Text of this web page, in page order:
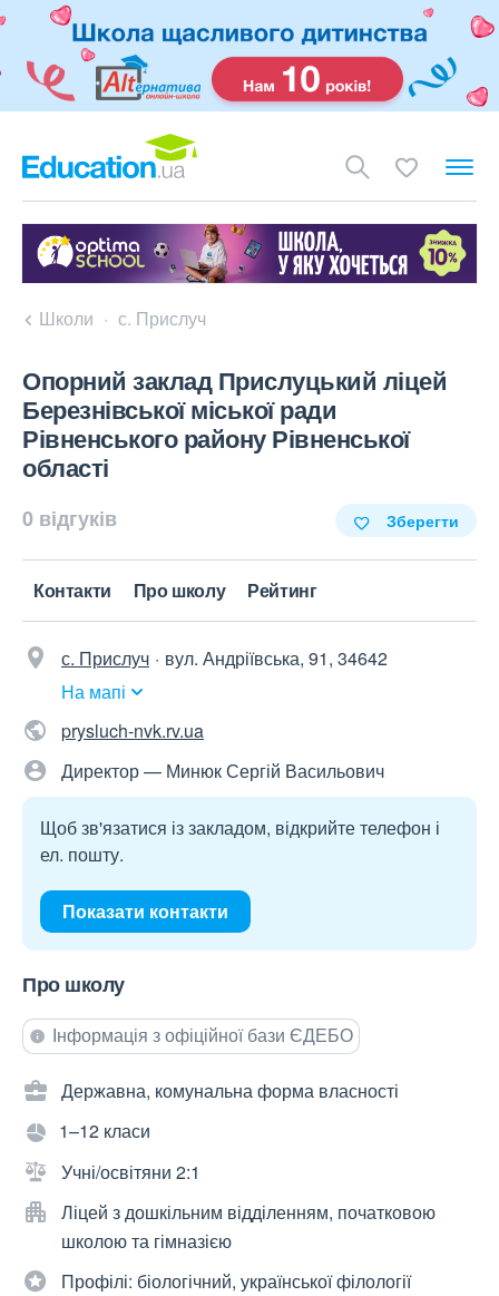
Школи с. Прислуч
Опорний заклад Прислуцький ліцей
Березнівської міської ради
Рівненського району Рівненської
області
0 відгуків Зберегти
Контакти Про школу Рейтинг
с. Прислуч
вул. Андріївська, 91, 34642
На мапі
prysluch-nvk.rv.ua
Директор — Минюк Сергій Васильович
Щоб зв'язатися із закладом, відкрийте телефон і
ел. пошту.
Показати контакти
Про школу
Інформація з офіційної бази ЄДЕБО
Державна, комунальна форма власності
1–12 класи
Учні/освітяни 2:1
Ліцей з дошкільним відділенням, початковою
школою та гімназією
Профілі: біологічний, української філології